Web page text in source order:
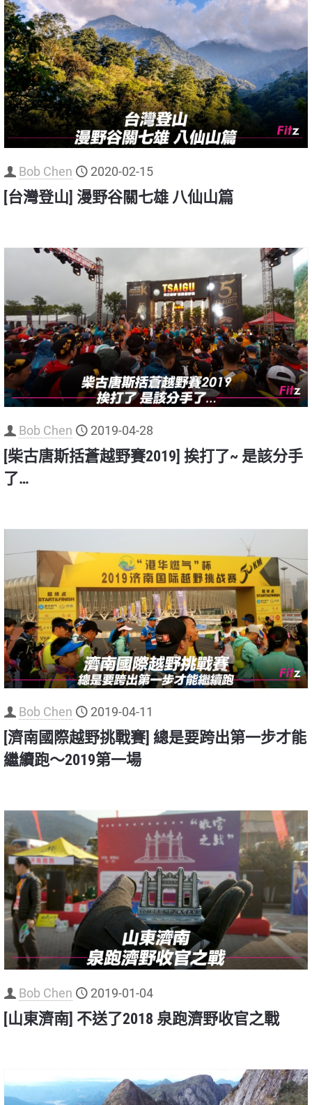
Bob Chen 2020-02-15
[台灣登山] 漫野谷關七雄 八仙山篇
Bob Chen 2019-04-28
[柴古唐斯括蒼越野賽2019] 挨打了~ 是該分手
了…
Bob Chen 2019-04-11
[濟南國際越野挑戰賽] 總是要跨出第一步才能
繼續跑～2019第一場
Bob Chen 2019-01-04
[山東濟南] 不送了2018 泉跑濟野收官之戰